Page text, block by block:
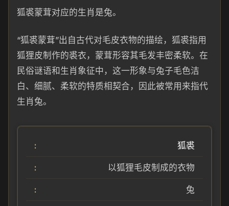
狐裘蒙茸对应的生肖是兔。
“狐裘蒙茸”出自古代对毛皮衣物的描绘，狐裘指用
狐狸皮制作的裘衣，蒙茸形容其毛发丰密柔软。在
民俗谜语和生肖象征中，这一形象与兔子毛色洁
白、细腻、柔软的特质相契合，因此被常用来指代
生肖兔。
狐裘
以狐狸毛皮制成的衣物
兔